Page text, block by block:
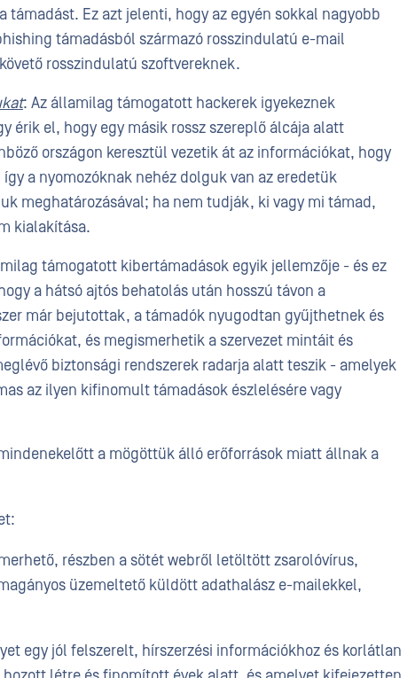
támadást. Ez azt jelenti, hogy az egyén sokkal nagyobb
támadásból származó rosszindulatú e-mail
rosszindulatú szoftvereknek.
: Az államilag támogatott hackerek igyekeznek
érik el, hogy egy másik rossz szereplő álcája alatt
országon keresztül vezetik át az információkat, hogy
a nyomozóknak nehéz dolguk van az eredetük
meghatározásával; ha nem tudják, ki vagy mi támad,
kialakítása.
támogatott kibertámadások egyik jellemzője - és ez
a hátsó ajtós behatolás után hosszú távon a
már bejutottak, a támadók nyugodtan gyűjthetnek és
és megismerhetik a szervezet mintáit és
biztonsági rendszerek radarja alatt teszik - amelyek
az ilyen kifinomult támadások észlelésére vagy
a mögöttük álló erőforrások miatt állnak a
részben a sötét webről letöltött zsarolóvírus,
üzemeltető küldött adathalász e-mailekkel,
egy jól felszerelt, hírszerzési információkhoz és korlátlan